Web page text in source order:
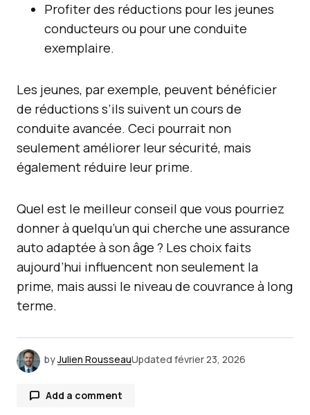
Profiter des réductions pour les jeunes
conducteurs ou pour une conduite
exemplaire.
Les jeunes, par exemple, peuvent bénéficier
de réductions s’ils suivent un cours de
conduite avancée. Ceci pourrait non
seulement améliorer leur sécurité, mais
également réduire leur prime.
Quel est le meilleur conseil que vous pourriez
donner à quelqu’un qui cherche une assurance
auto adaptée à son âge ? Les choix faits
aujourd’hui influencent non seulement la
prime, mais aussi le niveau de couvrance à long
terme.
byJulien RousseauUpdated février 23, 2026
Add a comment